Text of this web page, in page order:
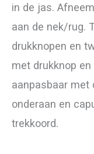
in de jas.
aan de nek/rug.
drukknopen en
met drukknop
aanpasbaar met
onderaan en
trekkoord.